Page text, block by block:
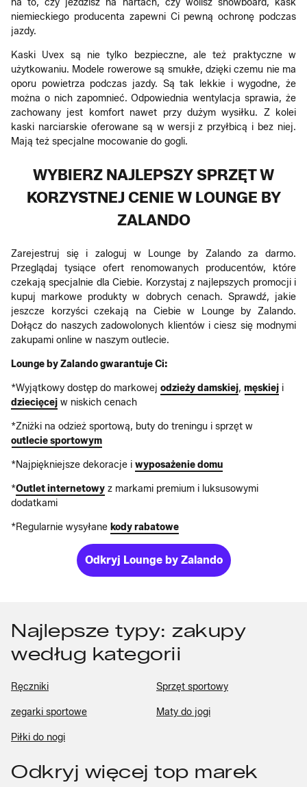
na to, czy jeździsz na nartach, czy wolisz snowboard, kask
niemieckiego producenta zapewni Ci pewną ochronę podczas
jazdy.
Kaski Uvex są nie tylko bezpieczne, ale też praktyczne w
użytkowaniu. Modele rowerowe są smukłe, dzięki czemu nie ma
oporu powietrza podczas jazdy. Są tak lekkie i wygodne, że
można o nich zapomnieć. Odpowiednia wentylacja sprawia, że
zachowany jest komfort nawet przy dużym wysiłku. Z kolei
kaski narciarskie oferowane są w wersji z przyłbicą i bez niej.
Mają też specjalne mocowanie do gogli.
WYBIERZ NAJLEPSZY SPRZĘT W
KORZYSTNEJ CENIE W LOUNGE BY
ZALANDO
Zarejestruj się i zaloguj w Lounge by Zalando za darmo.
Przeglądaj tysiące ofert renomowanych producentów, które
czekają specjalnie dla Ciebie. Korzystaj z najlepszych promocji i
kupuj markowe produkty w dobrych cenach. Sprawdź, jakie
jeszcze korzyści czekają na Ciebie w Lounge by Zalando.
Dołącz do naszych zadowolonych klientów i ciesz się modnymi
zakupami online w naszym outlecie.
Lounge by Zalando gwarantuje Ci:
*Wyjątkowy dostęp do markowej odzieży damskiej, męskiej i
dziecięcej w niskich cenach
*Zniżki na odzież sportową, buty do treningu i sprzęt w
outlecie sportowym
*Najpiękniejsze dekoracje i wyposażenie domu
*Outlet internetowy z markami premium i luksusowymi
dodatkami
*Regularnie wysyłane kody rabatowe
Odkryj Lounge by Zalando
Najlepsze typy: zakupy
według kategorii
Ręczniki Sprzęt sportowy
zegarki sportowe Maty do jogi
Piłki do nogi
Odkryj więcej top marek